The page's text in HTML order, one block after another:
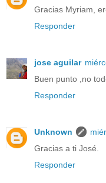
Gracias Myriam,
Responder
jose aguilar
Buen punto ,no
Responder
Unknown
Gracias a ti José.
Responder